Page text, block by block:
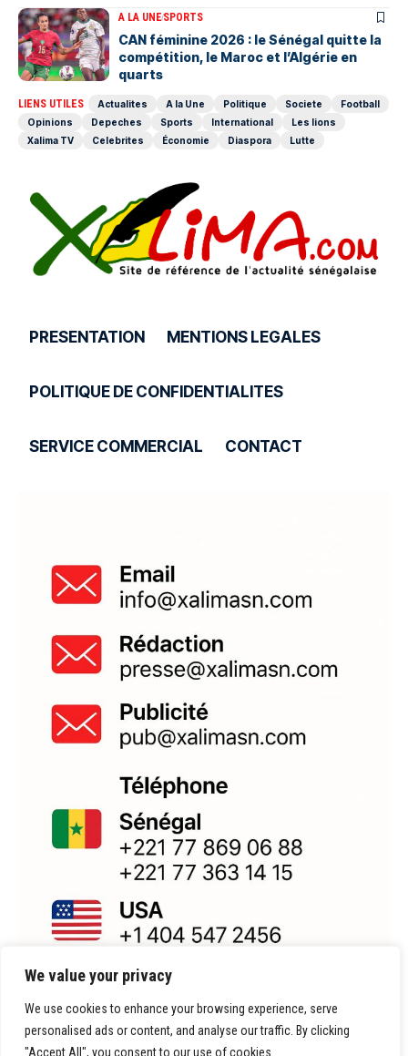
We value your privacy
We use cookies to enhance your browsing experience, serve
personalised ads or content, and analyse our traffic. By clicking
"Accept All", you consent to our use of cookies.
A LA UNESPORTS
‎CAN féminine 2026 : le Sénégal quitte la
compétition, le Maroc et l’Algérie en
quarts
LIENS UTILES Actualites A la Une Politique Societe
Football
Opinions
Depeches Sports International
Les lions
Xalima TV
Celebrites Économie Diaspora Lutte
PRESENTATION MENTIONS LEGALES
POLITIQUE DE CONFIDENTIALITES
SERVICE COMMERCIAL CONTACT